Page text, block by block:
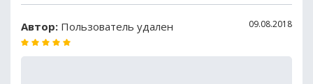
Автор: Пользователь удален 09.08.2018